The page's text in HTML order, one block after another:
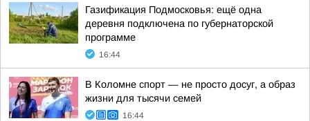
Газификация Подмосковья: ещё одна
деревня подключена по губернаторской
программе
16:44
В Коломне спорт — не просто досуг, а образ
жизни для тысячи семей
16:44